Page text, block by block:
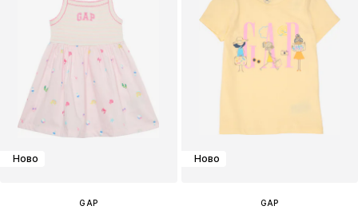
Ново
GAP
Ново
GAP